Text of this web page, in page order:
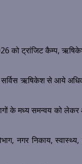
को ट्रांजिट कैम्प,
ऋषिकेश से आये
के मध्य समन्वय को
नगर निकाय,